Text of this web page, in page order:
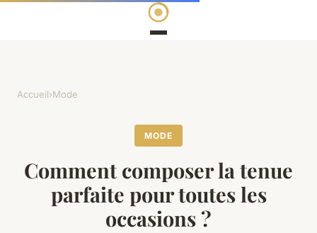
Accueil›Mode
MODE
Comment composer la tenue
parfaite pour toutes les
occasions ?